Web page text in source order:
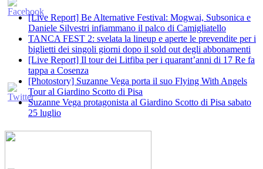
[Live Report] Be Alternative Festival: Mogwai, Subsonica e
Daniele Silvestri infiammano il palco di Camigliatello
TANCA FEST 2: svelata la lineup e aperte le prevendite per i
biglietti dei singoli giorni dopo il sold out degli abbonamenti
[Live Report] Il tour dei Litfiba per i quarant’anni di 17 Re fa
tappa a Cosenza
[Photostory] Suzanne Vega porta il suo Flying With Angels
Tour al Giardino Scotto di Pisa
Suzanne Vega protagonista al Giardino Scotto di Pisa sabato
25 luglio